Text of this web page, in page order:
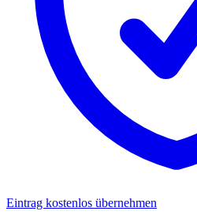
Eintrag kostenlos übernehmen